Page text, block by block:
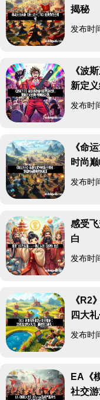
揭秘
发布时
《波
新定
发布时
《命
时尚
发布时
感受
白
发布时
《R2
四大
发布时
EA《
社交